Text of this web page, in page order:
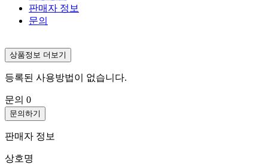
판매자 정보
문의
상품정보 더보기
등록된 사용방법이 없습니다.
문의 0
문의하기
판매자 정보
상호명